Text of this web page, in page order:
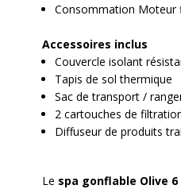
Consommation Moteur
Accessoires inclus
Couvercle isolant
Tapis de sol thermique
Sac de transport /
2 cartouches de
Diffuseur de produits
Le spa gonflable Olive 6